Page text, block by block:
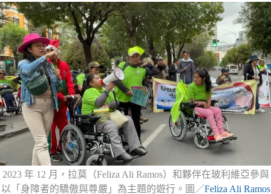
2023 年 12 月，拉莫（Feliza Ali Ramos）和夥伴在玻利維亞參與
以「身障者的驕傲與尊嚴」為主題的遊行。圖／Feliza Ali Ramos